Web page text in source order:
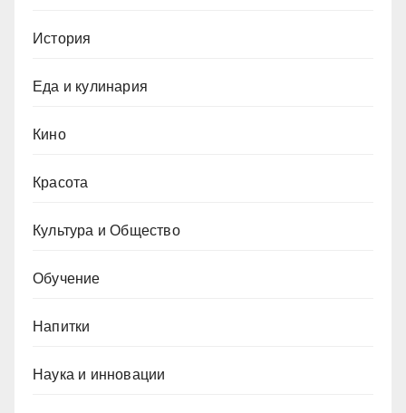
История
Еда и кулинария
Кино
Красота
Культура и Общество
Обучение
Напитки
Наука и инновации